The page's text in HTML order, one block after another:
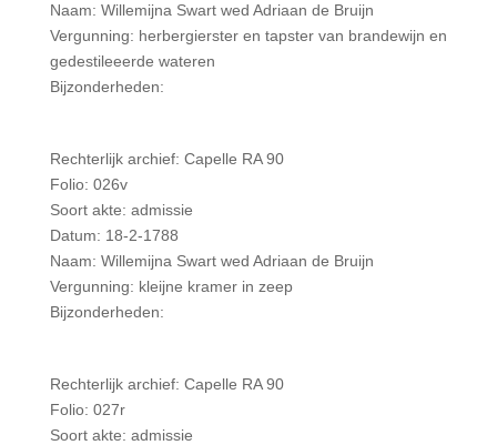
Naam: Willemijna Swart wed Adriaan de Bruijn
Vergunning: herbergierster en tapster van brandewijn en
gedestileeerde wateren
Bijzonderheden:
Rechterlijk archief: Capelle RA 90
Folio: 026v
Soort akte: admissie
Datum: 18-2-1788
Naam: Willemijna Swart wed Adriaan de Bruijn
Vergunning: kleijne kramer in zeep
Bijzonderheden:
Rechterlijk archief: Capelle RA 90
Folio: 027r
Soort akte: admissie